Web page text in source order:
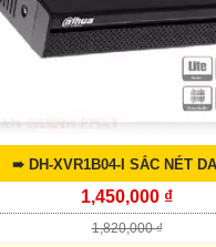
➠ DH-XVR1B04-I SẮC NÉT
1,450,000 ₫
1,820,000 ₫